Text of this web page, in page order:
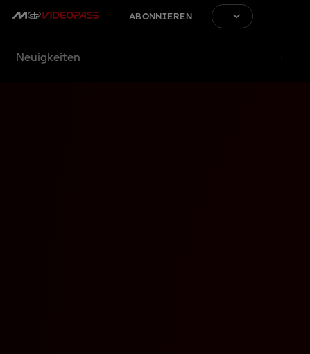
ABONNIEREN
Neuigkeiten